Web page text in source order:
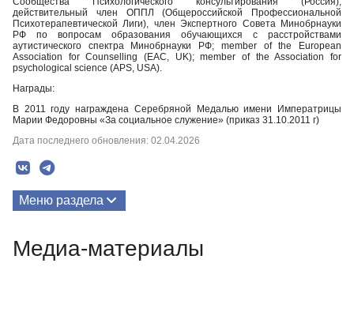
действительный член ОППЛ (Общероссийской Профессиональной
Психотерапевтической Лиги), член Экспертного Совета Минобрнауки
РФ по вопросам образования обучающихся с расстройствами
аутистического спектра Минобрнауки РФ; member of the European
Association for Counselling (EAC, UK); member of the Association for
psychological science (APS, USA).
Награды:
В 2011 году награждена Серебряной Медалью имени Императрицы
Марии Федоровны «За социальное служение» (приказ 31.10.2011 г)
Дата последнего обновления: 02.04.2026
Меню раздела
Медиа-материалы
Медиа-материалы